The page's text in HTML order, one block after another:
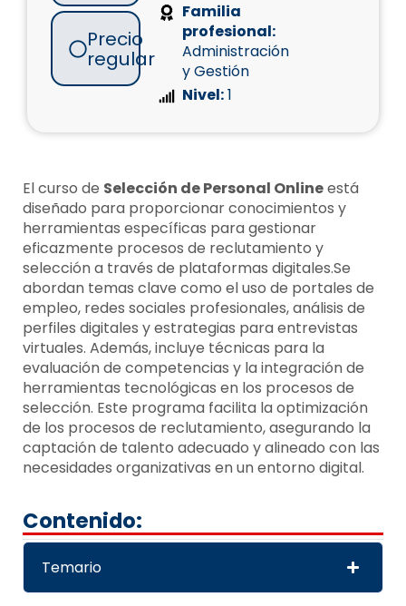
Precio
regular
Familia
profesional:
Administración
y Gestión
Nivel:1
El curso de Selección de Personal Onlineestá
diseñado para proporcionar conocimientos y
herramientas específicas para gestionar
eficazmente procesos de reclutamiento y
selección a través de plataformas digitales.Se
abordan temas clave como el uso de portales de
empleo, redes sociales profesionales, análisis de
perfiles digitales y estrategias para entrevistas
virtuales. Además, incluye técnicas para la
evaluación de competencias y la integración de
herramientas tecnológicas en los procesos de
selección. Este programa facilita la optimización
de los procesos de reclutamiento, asegurando la
captación de talento adecuado y alineado con las
necesidades organizativas en un entorno digital.
Contenido:
Temario